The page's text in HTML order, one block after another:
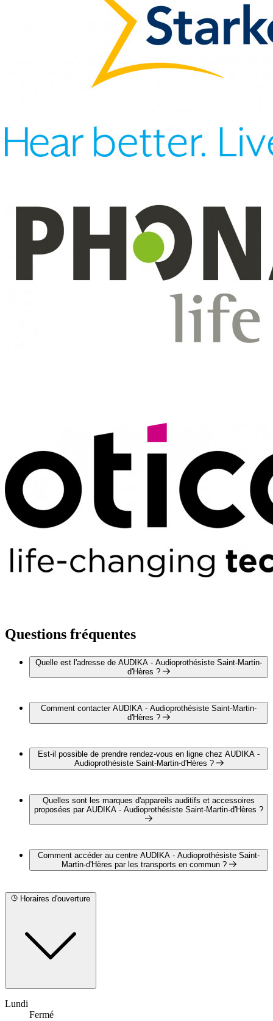
Questions fréquentes
Quelle est l'adresse de AUDIKA - Audioprothésiste Saint-Martin-
d'Hères ?
7 avenue Gabriel Péri, 38400 Saint Martin D'heres
Comment contacter AUDIKA - Audioprothésiste Saint-Martin-
d'Hères ?
Martin-d'Hères par téléphone au 04 38 37 19 74
Est-il possible de prendre rendez-vous en ligne chez AUDIKA -
Audioprothésiste Saint-Martin-d'Hères ?
AUDIKA - Audioprothésiste Saint-Martin-d'Hères pour un
bilan auditif complet et gratuit en cliquant sur le lien suivant :
https://www.audika.fr/rendez-vous?
Quelles sont les marques d'appareils auditifs et accessoires
proposées par AUDIKA - Audioprothésiste Saint-Martin-d'Hères ?
les marques suivantes :
STARKEY FRANCE
Comment accéder au centre AUDIKA - Audioprothésiste Saint-
Martin-d'Hères par les transports en commun ?
proximité des arrêts suivants :
Bus - Péri - Brossolette
Tram - Maison Communale
Tram - Neyrpic - Belledonne
Horaires d'ouverture
Lundi
Fermé